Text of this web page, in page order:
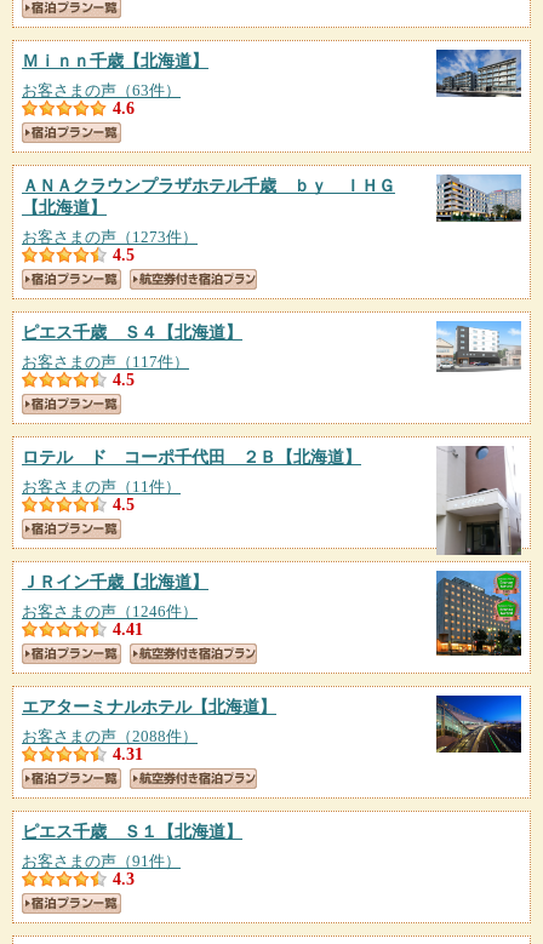
Ｍｉｎｎ千歳 【北海道】
お客さまの声（63件）
4.6
ＡＮＡクラウンプラザホテル千歳 ｂｙ ＩＨＧ
【北海道】
お客さまの声（1273件）
4.5
ピエス千歳 Ｓ４ 【北海道】
お客さまの声（117件）
4.5
ロテル ド コーポ千代田 ２Ｂ 【北海道】
お客さまの声（11件）
4.5
ＪＲイン千歳 【北海道】
お客さまの声（1246件）
4.41
エアターミナルホテル【北海道】
お客さまの声（2088件）
4.31
ピエス千歳 Ｓ１ 【北海道】
お客さまの声（91件）
4.3